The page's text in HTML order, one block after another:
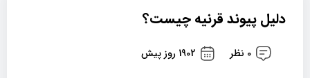
دلیل پیوند قرنیه چیست؟
0 نظر 1902 روز پیش